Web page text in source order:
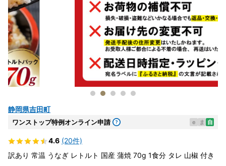
静岡県吉田町
ワンストップ特例オンライン申請 e ま 自
4.6 (20件)
訳あり 常温 うなぎ レトルト 国産 蒲焼 70g 1食分 タレ 山椒 付き